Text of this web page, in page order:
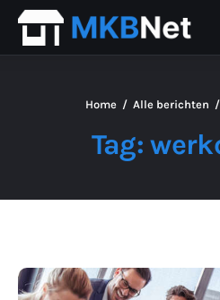
Tag:
Home Alle berichten
Home
ICT